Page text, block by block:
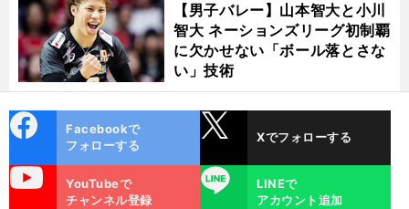
【男子バレー】山本智大と小川
智大 ネーションズリーグ初制覇
に欠かせない「ボール落とさな
い」技術
ok
Facebookで
フォローする
Xでフォローする
YouTubeで
チャンネル登録
LINE
LINEで
アカウント追加